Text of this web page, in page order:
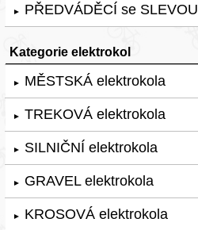
► PŘEDVÁDĚCÍ se SLEVOU
Kategorie elektrokol
► MĚSTSKÁ elektrokola
► TREKOVÁ elektrokola
► SILNIČNÍ elektrokola
► GRAVEL elektrokola
► KROSOVÁ elektrokola